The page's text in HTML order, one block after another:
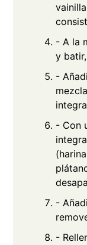
- A la
y
-
- Con
-
-